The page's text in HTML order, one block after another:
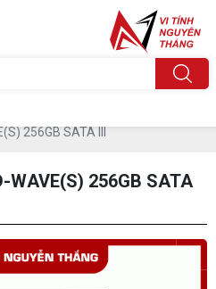
256GB SATA III
WAVE(S) 256GB SATA